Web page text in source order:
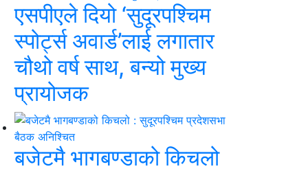
एसपीएले दियो ‘सुदूरपश्चिम
स्पोर्ट्स अवार्ड’लाई लगातार
चौथो वर्ष साथ, बन्यो मुख्य
प्रायोजक
बजेटमै भागबण्डाको किचलो